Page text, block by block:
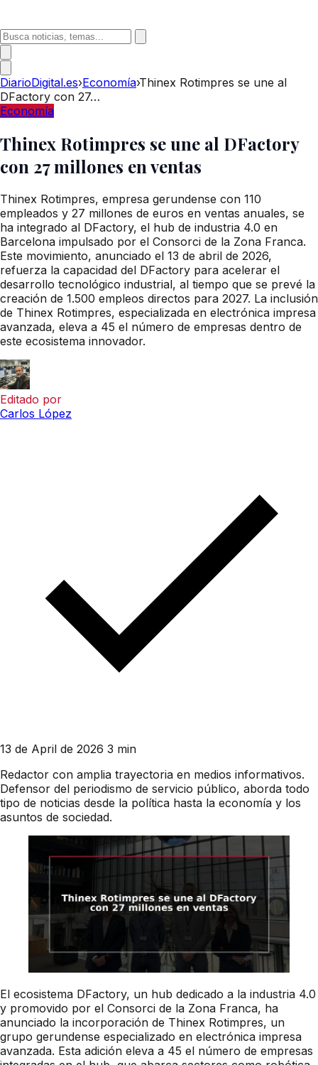
DiarioDigital.es›Economía›Thinex Rotimpres se une al
DFactory con 27…
Economía
Thinex Rotimpres se une al DFactory
con 27 millones en ventas
Thinex Rotimpres, empresa gerundense con 110
empleados y 27 millones de euros en ventas anuales, se
ha integrado al DFactory, el hub de industria 4.0 en
Barcelona impulsado por el Consorci de la Zona Franca.
Este movimiento, anunciado el 13 de abril de 2026,
refuerza la capacidad del DFactory para acelerar el
desarrollo tecnológico industrial, al tiempo que se prevé la
creación de 1.500 empleos directos para 2027. La inclusión
de Thinex Rotimpres, especializada en electrónica impresa
avanzada, eleva a 45 el número de empresas dentro de
este ecosistema innovador.
Editado por
Carlos López
13 de April de 2026 3 min
Redactor con amplia trayectoria en medios informativos.
Defensor del periodismo de servicio público, aborda todo
tipo de noticias desde la política hasta la economía y los
asuntos de sociedad.
El ecosistema DFactory, un hub dedicado a la industria 4.0
y promovido por el Consorci de la Zona Franca, ha
anunciado la incorporación de Thinex Rotimpres, un
grupo gerundense especializado en electrónica impresa
avanzada. Esta adición eleva a 45 el número de empresas